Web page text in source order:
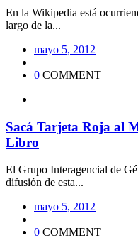
En la Wikipedia está
largo de la...
mayo 5, 2012
|
0 COMMENT
Sacá Tarjeta Roja al
Libro
El Grupo Interagencial de
difusión de esta...
mayo 5, 2012
|
0 COMMENT